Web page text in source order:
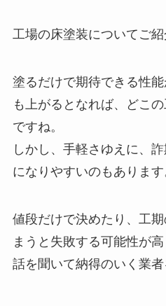
工場の床塗装についてご紹
塗るだけで期待できる性
も上がるとなれば、どこ
ですね。
しかし、手軽さゆえに、
になりやすいのもあります
値段だけで決めたり、工
まうと失敗する可能性が
話を聞いて納得のいく業者